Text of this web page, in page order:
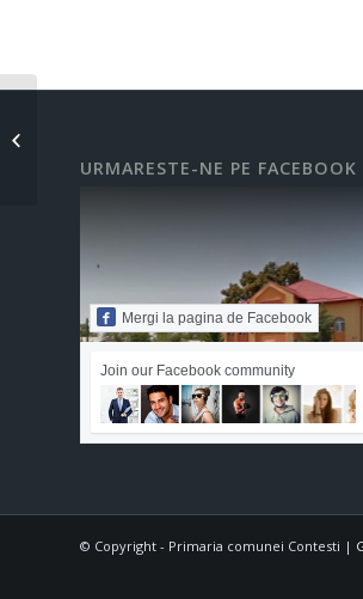
URMARESTE-NE PE FACEBOOK
Mergi la pagina de Facebook
Join our Facebook community
© Copyright - Primaria comunei Contesti |